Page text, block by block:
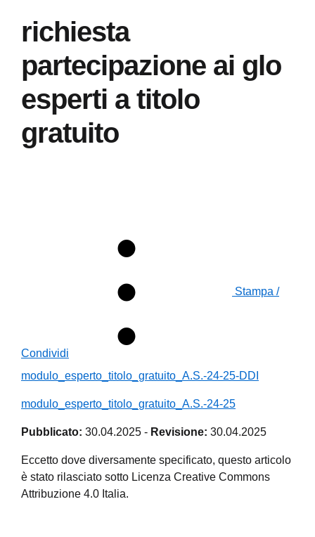
richiesta
partecipazione ai glo
esperti a titolo
gratuito
Stampa /
Condividi
modulo_esperto_titolo_gratuito_A.S.-24-25-DDI
modulo_esperto_titolo_gratuito_A.S.-24-25
Pubblicato: 30.04.2025 - Revisione: 30.04.2025
Eccetto dove diversamente specificato, questo articolo
è stato rilasciato sotto Licenza Creative Commons
Attribuzione 4.0 Italia.